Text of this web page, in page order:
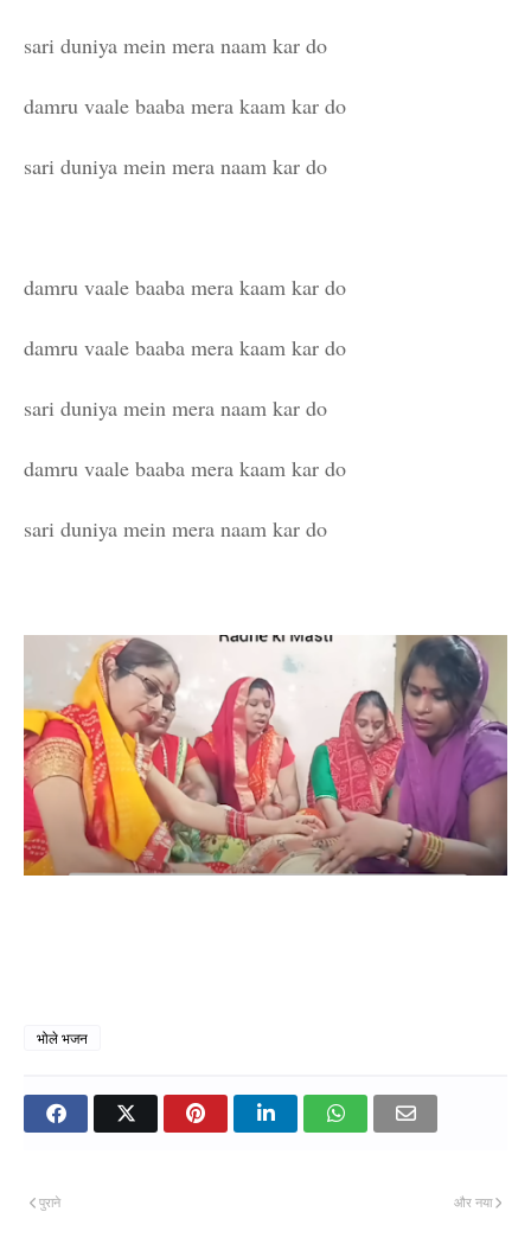
sari duniya mein mera naam kar do
damru vaale baaba mera kaam kar do
sari duniya mein mera naam kar do
damru vaale baaba mera kaam kar do
damru vaale baaba mera kaam kar do
sari duniya mein mera naam kar do
damru vaale baaba mera kaam kar do
sari duniya mein mera naam kar do
भोले भजन
और नया
पुराने